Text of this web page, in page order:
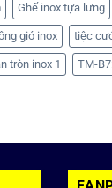
Ghế inox tựa lưng
gió inox tiệc
tròn inox 1 TM-